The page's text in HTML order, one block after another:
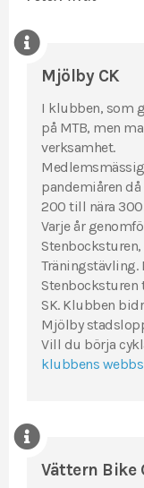
Mjölby CK
I klubben, som
på MTB, men
verksamhet.
pandemiåren
200 till nära 300.
Varje år
Träningstävling.
Stenbocksturen
SK. Klubben
Mjölby
Vill du börja
klubbens
Vättern Bike